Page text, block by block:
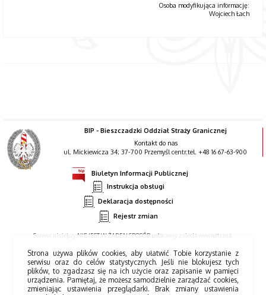
Osoba modyfikująca informację:
Wojciech Łach
BIP - Bieszczadzki Oddział Straży Granicznej
Kontakt do nas
ul. Mickiewicza 34; 37-700 Przemyśl centr.tel. +48 16 67-63-900
Biuletyn Informacji Publicznej
Instrukcja obsługi
Deklaracja dostępności
Rejestr zmian
Serwer niniejszy NIE JEST W ŻADEN SPOSÓB połączony z siecią wewnętrzną.
Strona używa plików cookies, aby ułatwić Tobie korzystanie z
serwisu oraz do celów statystycznych. Jeśli nie blokujesz tych
plików, to zgadzasz się na ich użycie oraz zapisanie w pamięci
urządzenia. Pamiętaj, że możesz samodzielnie zarządzać cookies,
zmieniając ustawienia przeglądarki. Brak zmiany ustawienia